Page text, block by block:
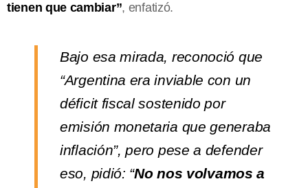
tienen que cambiar”, enfatizó.
Bajo esa mirada, reconoció que
“Argentina era inviable con un
déficit fiscal sostenido por
emisión monetaria que generaba
inflación”, pero pese a defender
eso, pidió: “No nos volvamos a